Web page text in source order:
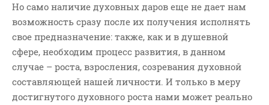
Но само наличие духовных даров еще не дает нам
возможность сразу после их получения исполнять
свое предназначение: также, как и в душевной
сфере, необходим процесс развития, в данном
случае – роста, взросления, созревания духовной
составляющей нашей личности. И только в меру
достигнутого духовного роста нами может реально